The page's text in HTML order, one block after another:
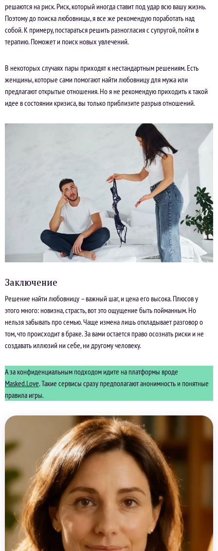
решаются на риск. Риск, который иногда ставит под удар всю вашу жизнь.
Поэтому до поиска любовницы, я все же рекомендую поработать над
собой. К примеру, постараться решить разногласия с супругой, пойти в
терапию. Поможет и поиск новых увлечений.
В некоторых случаях пары приходят к нестандартным решениям. Есть
женщины, которые сами помогают найти любовницу для мужа или
предлагают открытые отношения. Но я не рекомендую приходить к такой
идее в состоянии кризиса, вы только приблизите разрыв отношений.
Заключение
Решение найти любовницу – важный шаг, и цена его высока. Плюсов у
этого много: новизна, страсть, вот это ощущение быть пойманным. Но
нельзя забывать про семью. Чаще измена лишь откладывает разговор о
том, что происходит в браке. За вами остается право осознать риски и не
создавать иллюзий ни себе, ни другому человеку.
А за конфиденциальным подходом идите на платформы вроде
Masked.Love. Такие сервисы сразу предполагают анонимность и понятные
правила игры.